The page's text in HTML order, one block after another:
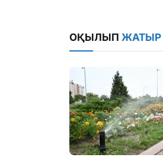
ОҚЫЛЫП ЖАТЫР